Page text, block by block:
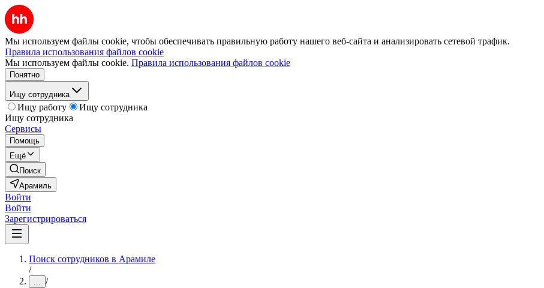
Мы используем файлы cookie, чтобы обеспечивать правильную работу нашего веб-сайта и анализировать сетевой трафик.
Правила использования файлов cookie
Мы используем файлы cookie. Правила использования файлов cookie
Понятно
Ищу сотрудника
Ищу работу
Ищу сотрудника
Ищу сотрудника
Сервисы
Помощь
Ещё
Поиск
Арамиль
Войти
Войти
Зарегистрироваться
Поиск сотрудников в Арамиле
/
... /